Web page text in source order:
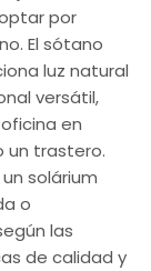
por
El sótano
luz natural
versátil,
en
un trastero.
solárium
o
las
de calidad y